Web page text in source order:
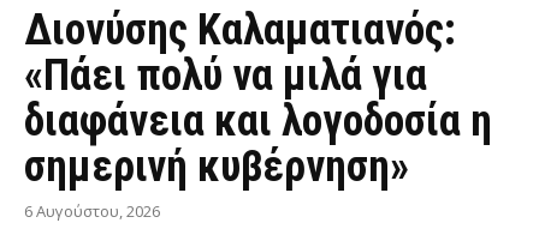
Διονύσης Καλαματιανός:
«Πάει πολύ να μιλά για
διαφάνεια και λογοδοσία η
σημερινή κυβέρνηση»
6 Αυγούστου, 2026